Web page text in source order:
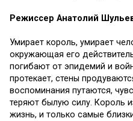
Режиссер Анатолий
Умирает король, умирает
окружающая его
погибают от эпидемий и
протекает, стены
воспоминания путаются,
теряют былую силу. Король
жизнь, и только самые